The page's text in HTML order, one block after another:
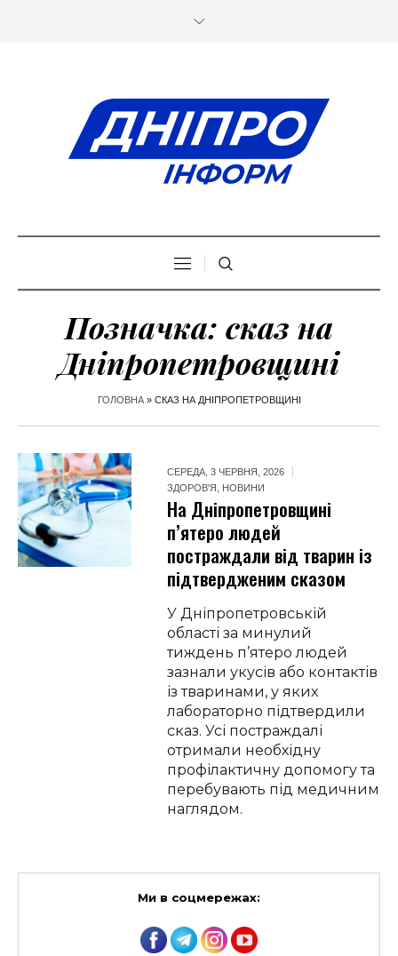
Позначка: сказ на
Дніпропетровщині
ГОЛОВНА» СКАЗ НА ДНІПРОПЕТРОВЩИНІ
СЕРЕДА, 3 ЧЕРВНЯ, 2026
ЗДОРОВ'Я
НОВИНИ
На Дніпропетровщині
п’ятеро людей
постраждали від тварин із
підтвердженим сказом
У Дніпропетровській
області за минулий
тиждень п’ятеро людей
зазнали укусів або контактів
із тваринами, у яких
лабораторно підтвердили
сказ. Усі постраждалі
отримали необхідну
профілактичну допомогу та
перебувають під медичним
наглядом.
Ми в соцмережах: